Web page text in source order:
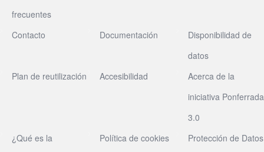
frecuentes
Contacto Documentación
Disponibilidad de
datos
Plan de reutilización
Accesibilidad
Acerca de la
iniciativa Ponferrada
3.0
¿Qué es la
Política de cookies
Protección de Datos